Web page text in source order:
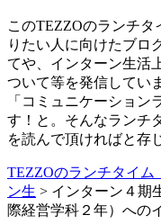
このTEZZOのランチ
りたい人に向けたブロ
てや、インターン生活
ついて等を発信してい
「コミュニケーション
す！と。そんなランチ
を読んで頂ければと存
TEZZOのランチタイ
ン生 > インターン４期
際経営学科２年）への